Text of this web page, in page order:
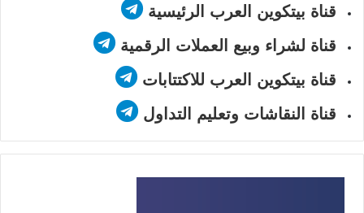
قناة بيتكوين العرب الرئيسية
قناة لشراء وبيع العملات الرقمية
قناة بيتكوين العرب للاكتتابات
قناة النقاشات وتعليم التداول